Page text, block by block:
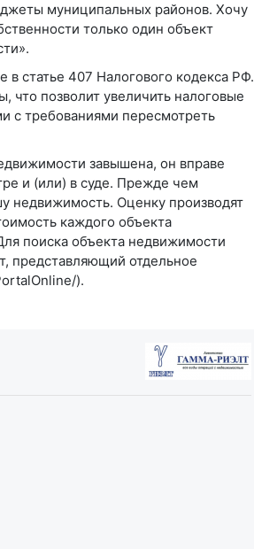
муниципальных районов. Хочу
только один объект
статье 407 Налогового кодекса РФ.
что позволит увеличить налоговые
с требованиями пересмотреть
завышена, он вправе
и (или) в суде. Прежде чем
недвижимость. Оценку производят
каждого объекта
поиска объекта недвижимости
представляющий отдельное
).